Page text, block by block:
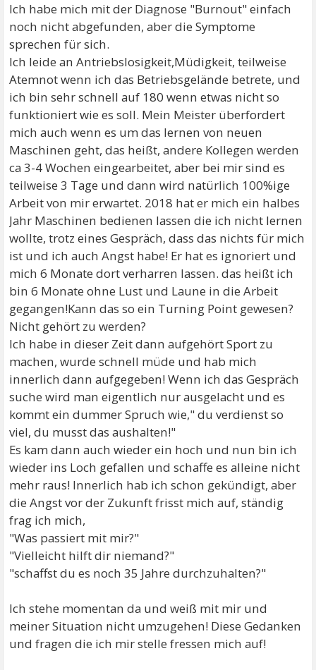
Ich habe mich mit der Diagnose "Burnout" einfach
noch nicht abgefunden, aber die Symptome
sprechen für sich.
Ich leide an Antriebslosigkeit,Müdigkeit, teilweise
Atemnot wenn ich das Betriebsgelände betrete, und
ich bin sehr schnell auf 180 wenn etwas nicht so
funktioniert wie es soll. Mein Meister überfordert
mich auch wenn es um das lernen von neuen
Maschinen geht, das heißt, andere Kollegen werden
ca 3-4 Wochen eingearbeitet, aber bei mir sind es
teilweise 3 Tage und dann wird natürlich 100%ige
Arbeit von mir erwartet. 2018 hat er mich ein halbes
Jahr Maschinen bedienen lassen die ich nicht lernen
wollte, trotz eines Gespräch, dass das nichts für mich
ist und ich auch Angst habe! Er hat es ignoriert und
mich 6 Monate dort verharren lassen. das heißt ich
bin 6 Monate ohne Lust und Laune in die Arbeit
gegangen!Kann das so ein Turning Point gewesen?
Nicht gehört zu werden?
Ich habe in dieser Zeit dann aufgehört Sport zu
machen, wurde schnell müde und hab mich
innerlich dann aufgegeben! Wenn ich das Gespräch
suche wird man eigentlich nur ausgelacht und es
kommt ein dummer Spruch wie," du verdienst so
viel, du musst das aushalten!"
Es kam dann auch wieder ein hoch und nun bin ich
wieder ins Loch gefallen und schaffe es alleine nicht
mehr raus! Innerlich hab ich schon gekündigt, aber
die Angst vor der Zukunft frisst mich auf, ständig
frag ich mich,
"Was passiert mit mir?"
"Vielleicht hilft dir niemand?"
"schaffst du es noch 35 Jahre durchzuhalten?"
Ich stehe momentan da und weiß mit mir und
meiner Situation nicht umzugehen! Diese Gedanken
und fragen die ich mir stelle fressen mich auf!